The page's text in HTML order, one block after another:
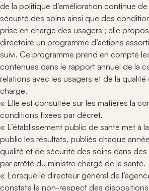
de la politique d’amélioration continue
sécurité des soins ainsi que des
prise en charge des usagers ; elle
directoire un programme d’actions
suivi. Ce programme prend en compte
contenues dans le rapport annuel de la
relations avec les usagers et de la qualité
charge.
« Elle est consultée sur les matières la
conditions fixées par décret.
« L’établissement public de santé met à
public les résultats, publiés chaque
qualité et de sécurité des soins dans
par arrêté du ministre chargé de la santé.
« Lorsque le directeur général de
constate le non-respect des dispositions